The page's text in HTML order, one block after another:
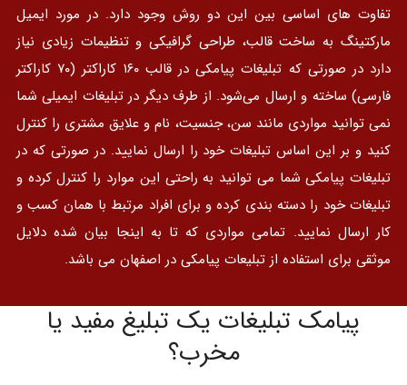
تفاوت های اساسی بین این دو روش وجود دارد. در مورد ایمیل
مارکتینگ به ساخت قالب، طراحی گرافیکی و تنظیمات زیادی نیاز
دارد در صورتی که تبلیغات پیامکی در قالب ۱۶۰ کاراکتر (۷۰ کاراکتر
فارسی) ساخته و ارسال می‌شود. از طرف دیگر در تبلیغات ایمیلی شما
نمی توانید مواردی مانند سن، جنسیت، نام و علایق مشتری را کنترل
کنید و بر این اساس تبلیغات خود را ارسال نمایید. در صورتی که در
تبلیغات پیامکی شما می توانید به راحتی این موارد را کنترل کرده و
تبلیغات خود را دسته بندی کرده و برای افراد مرتبط با همان کسب و
کار ارسال نمایید. تمامی مواردی که تا به اینجا بیان شده دلایل
موثقی برای استفاده از تبلیعات پیامکی در اصفهان می باشد.
پیامک تبلیغات یک تبلیغ مفید یا
مخرب؟